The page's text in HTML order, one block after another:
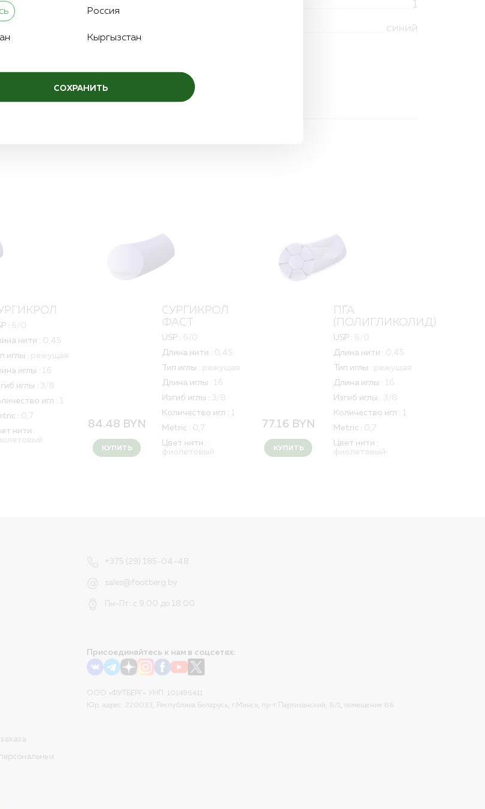
1
синий
: 6/0
нити : 0,45
иглы : режущая
иглы : 16
иглы : 3/8
игл : 1
: 0,7
нити :
СУРГИКРОЛ
ФАСТ
USP : 6/0
Длина нити : 0,45
Тип иглы : режущая
Длина иглы : 16
Изгиб иглы : 3/8
Количество игл : 1
Metric : 0,7
Цвет нити :
фиолетовый
84.48 BYN
КУПИТЬ
ПГА
(ПОЛИГЛИКОЛИД)
USP : 6/0
Длина нити : 0,45
Тип иглы : режущая
Длина иглы : 16
Изгиб иглы : 3/8
Количество игл : 1
Metric : 0,7
Цвет нити :
фиолетовый
77.16 BYN
КУПИТЬ
+375 (29) 185-04-48
sales@footberg.by
Пн-Пт: с 9:00 до 18:00
Присоединяйтесь к нам в соцсетях:
ООО «ФУТБЕРГ» УНП: 101496411
Юр. адрес: 220033, Республика Беларусь, г.Минск, пр-т Партизанский, 8/1, помещение 86
Россия
Кыргызстан
СОХРАНИТЬ